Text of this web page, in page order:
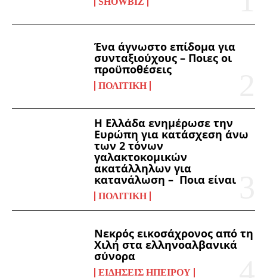
Ένα άγνωστο επίδομα για
συνταξιούχους – Ποιες οι
προϋποθέσεις
ΠΟΛΙΤΙΚΉ
Η Ελλάδα ενημέρωσε την
Ευρώπη για κατάσχεση άνω
των 2 τόνων
γαλακτοκομικών
ακατάλληλων για
κατανάλωση – Ποια είναι
ΠΟΛΙΤΙΚΉ
Νεκρός εικοσάχρονος από τη
Χιλή στα ελληνοαλβανικά
σύνορα
ΕΙΔΉΣΕΙΣ ΗΠΕΊΡΟΥ